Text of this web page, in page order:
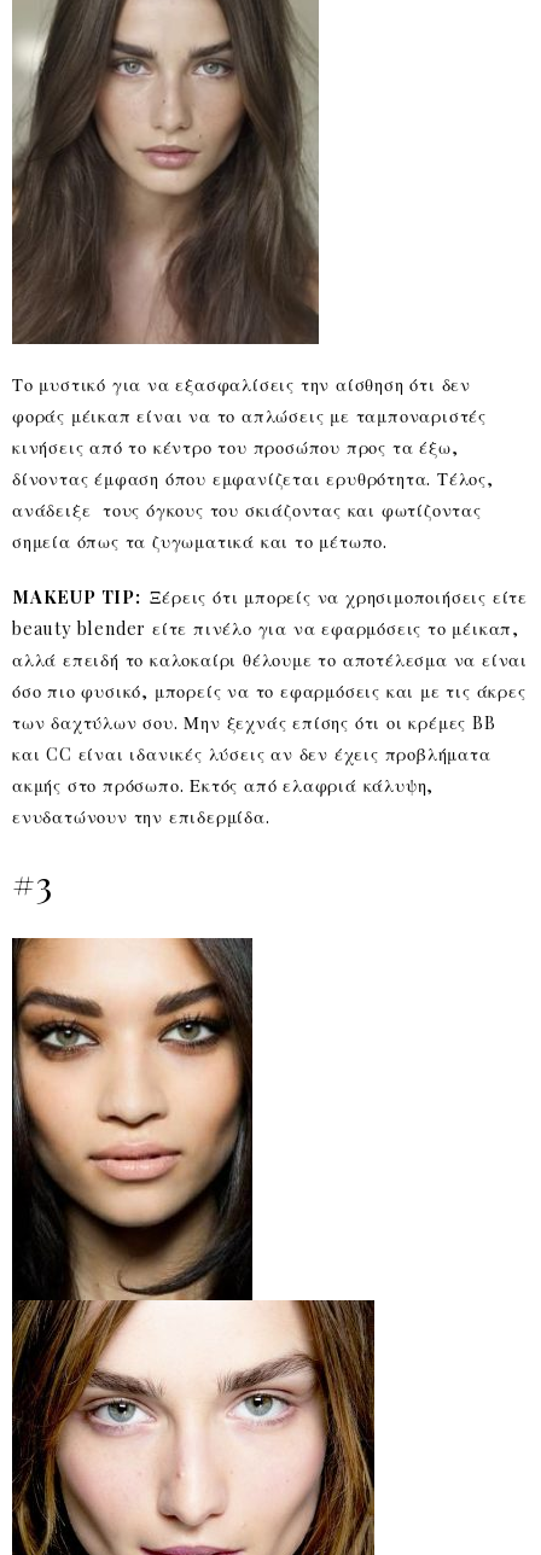
Το μυστικό για να εξασφαλίσεις την αίσθηση ότι δεν
φοράς μέικαπ είναι να το απλώσεις με ταμποναριστές
κινήσεις από το κέντρο του προσώπου προς τα έξω,
δίνοντας έμφαση όπου εμφανίζεται ερυθρότητα. Τέλος,
ανάδειξε τους όγκους του σκιάζοντας και φωτίζοντας
σημεία όπως τα ζυγωματικά και το μέτωπο.
MAKEUP TIP: Ξέρεις ότι μπορείς να χρησιμοποιήσεις είτε
beauty blender είτε πινέλο για να εφαρμόσεις το μέικαπ,
αλλά επειδή το καλοκαίρι θέλουμε το αποτέλεσμα να είναι
όσο πιο φυσικό, μπορείς να το εφαρμόσεις και με τις άκρες
των δαχτύλων σου. Μην ξεχνάς επίσης ότι οι κρέμες BB
και CC είναι ιδανικές λύσεις αν δεν έχεις προβλήματα
ακμής στο πρόσωπο. Εκτός από ελαφριά κάλυψη,
ενυδατώνουν την επιδερμίδα.
#3